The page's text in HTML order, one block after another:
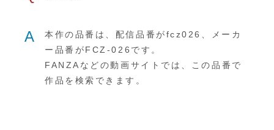
A
本作の品番は、配信品番がfcz026、メーカ
ー品番がFCZ-026です。
FANZAなどの動画サイトでは、この品番で
作品を検索できます。